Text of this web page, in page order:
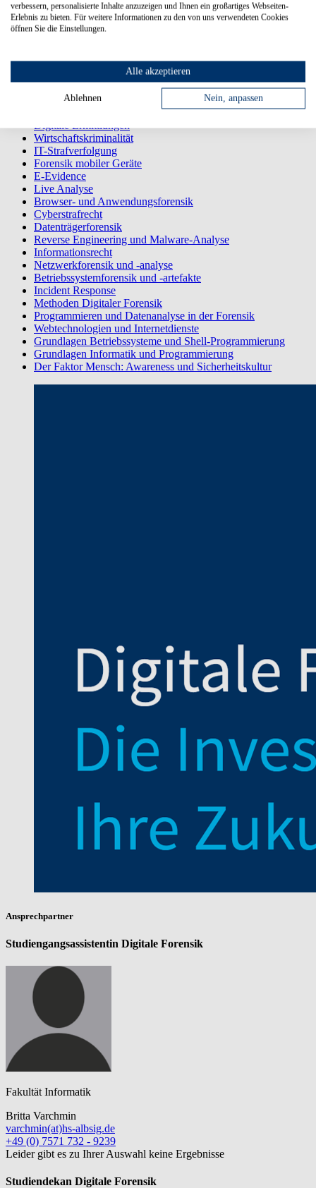
M203, M204
Empfohlen: Nutzersicht von vernetzten Rechnern,
Programmierkenntnisse in C und Python
Prüfungsform
Digitale Ermittlungen
Wirtschaftskriminalität
IT-Strafverfolgung
Forensik mobiler Geräte
E-Evidence
Live Analyse
Browser- und Anwendungsforensik
Cyberstrafrecht
Datenträgerforensik
Reverse Engineering und Malware-Analyse
Informationsrecht
Netzwerkforensik und -analyse
Betriebssystemforensik und -artefakte
Incident Response
Methoden Digitaler Forensik
Programmieren und Datenanalyse in der Forensik
Webtechnologien und Internetdienste
Grundlagen Betriebssysteme und Shell-Programmierung
Grundlagen Informatik und Programmierung
Der Faktor Mensch: Awareness und Sicherheitskultur
Ansprechpartner
Studiengangsassistentin Digitale Forensik
Fakultät Informatik
Britta Varchmin
varchmin(at)hs-albsig.de
+49 (0) 7571 732 - 9239
Leider gibt es zu Ihrer Auswahl keine Ergebnisse
Studiendekan Digitale Forensik
verbessern, personalisierte Inhalte anzuzeigen und Ihnen ein großartiges Webseiten-
Erlebnis zu bieten. Für weitere Informationen zu den von uns verwendeten Cookies
öffnen Sie die Einstellungen.
Alle akzeptieren
Ablehnen Nein, anpassen